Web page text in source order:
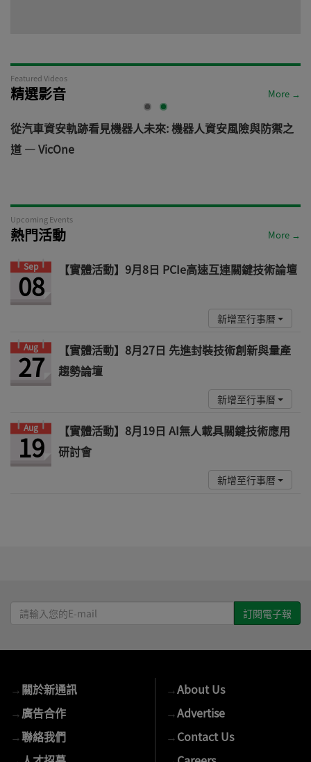
Featured Videos
精選影音 More →
從汽車資安軌跡看見機器人未來: 機器人資安風險與防禦之
道 — VicOne
Upcoming Events
熱門活動 More →
Sep
08 【實體活動】9月8日 PCIe高速互連關鍵技術論壇
新增至行事曆
Aug
27
【實體活動】8月27日 先進封裝技術創新與量產
趨勢論壇
新增至行事曆
Aug
19
【實體活動】8月19日 AI無人載具關鍵技術應用
研討會
新增至行事曆
請
輸
E-
mail
→關於新通訊
→廣告合作
→聯絡我們
→About Us
→Advertise
→Contact Us